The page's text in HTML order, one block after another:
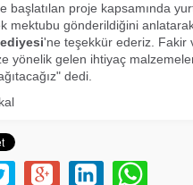
başlatılan proje kapsamında
mektubu gönderildiğini
'ne teşekkür ederiz. Fakir
yönelik gelen ihtiyaç
dedi.